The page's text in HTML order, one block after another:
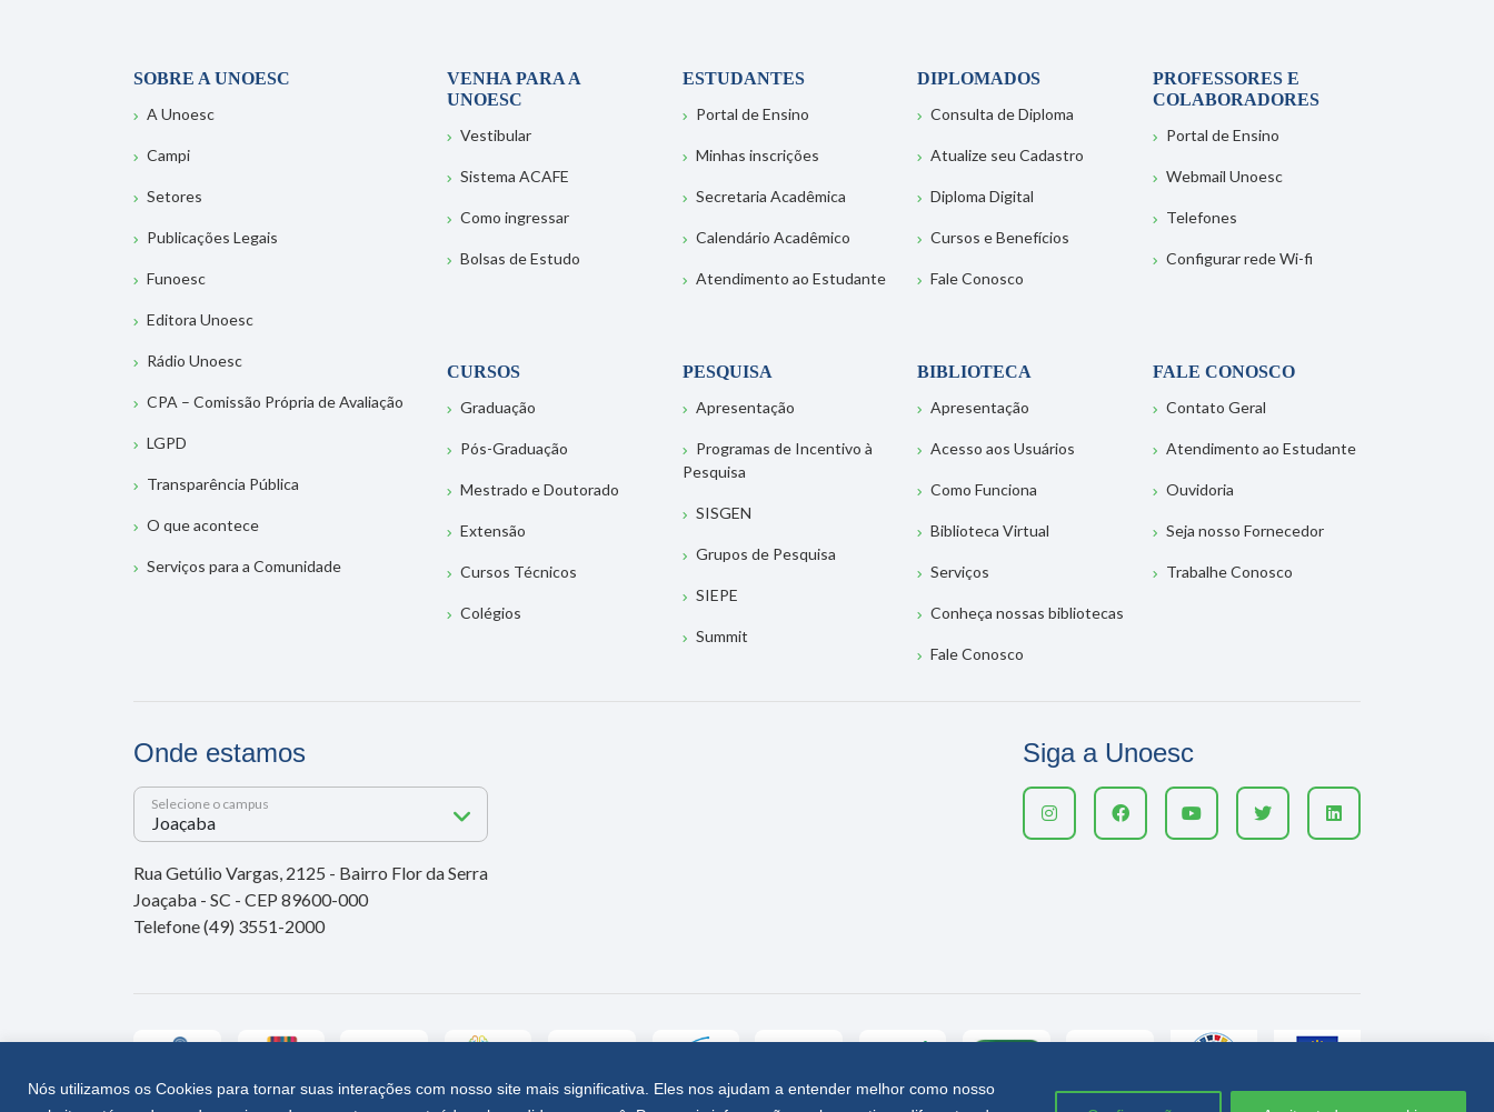
Nós utilizamos os Cookies para tornar suas interações com nosso site mais significativa. Eles nos ajudam a entender melhor como nosso
SOBRE A UNOESC
A Unoesc
Campi
Setores
Publicações Legais
Funoesc
Editora Unoesc
Rádio Unoesc
CPA – Comissão Própria de Avaliação
LGPD
Transparência Pública
O que acontece
Serviços para a Comunidade
VENHA PARA A
UNOESC
Vestibular
Sistema ACAFE
Como ingressar
Bolsas de Estudo
ESTUDANTES
Portal de Ensino
Minhas inscrições
Secretaria Acadêmica
Calendário Acadêmico
Atendimento ao Estudante
DIPLOMADOS
Consulta de Diploma
Atualize seu Cadastro
Diploma Digital
Cursos e Benefícios
Fale Conosco
PROFESSORES E
COLABORADORES
Portal de Ensino
Webmail Unoesc
Telefones
Configurar rede Wi-fi
CURSOS
Graduação
Pós-Graduação
Mestrado e Doutorado
Extensão
Cursos Técnicos
Colégios
PESQUISA
Apresentação
Programas de Incentivo à
Pesquisa
SISGEN
Grupos de Pesquisa
SIEPE
Summit
BIBLIOTECA
Apresentação
Acesso aos Usuários
Como Funciona
Biblioteca Virtual
Serviços
Conheça nossas bibliotecas
Fale Conosco
FALE CONOSCO
Contato Geral
Atendimento ao Estudante
Ouvidoria
Seja nosso Fornecedor
Trabalhe Conosco
Onde estamos
Selecione o campus
Rua Getúlio Vargas, 2125 - Bairro Flor da Serra
Joaçaba - SC - CEP 89600-000
Telefone (49) 3551-2000
Siga a Unoesc